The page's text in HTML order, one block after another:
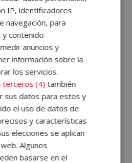
–
Máster en
Inteligencia Artificial
y Mecatrónica –
Diploma
Autentificado por
Notario Europeo –
1.920,00€El
precio
original
era:
480,00
1 2 →
IP, identificadores
navegación, para
y contenido
anuncios y
información sobre la
los servicios.
terceros (4)también
sus datos para estos y
el uso de datos de
y características
elecciones se aplican
Algunos
basarse en el